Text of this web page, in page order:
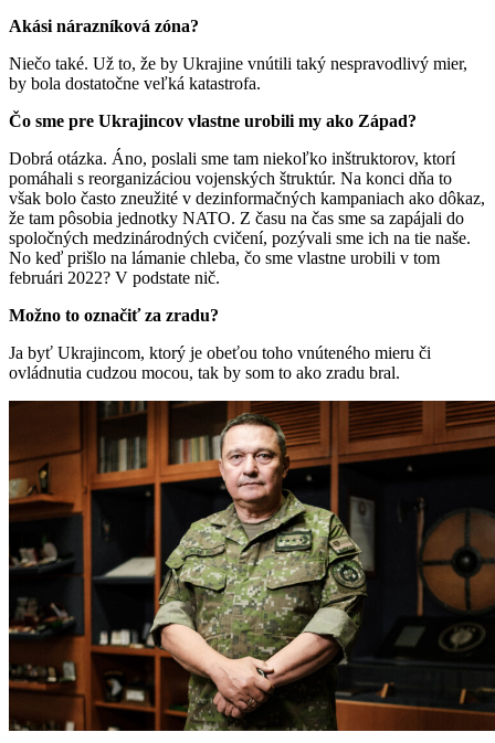
Akási nárazníková zóna?
Niečo také. Už to, že by Ukrajine vnútili taký nespravodlivý mier,
by bola dostatočne veľká katastrofa.
Čo sme pre Ukrajincov vlastne urobili my ako Západ?
Dobrá otázka. Áno, poslali sme tam niekoľko inštruktorov, ktorí
pomáhali s reorganizáciou vojenských štruktúr. Na konci dňa to
však bolo často zneužité v dezinformačných kampaniach ako dôkaz,
že tam pôsobia jednotky NATO. Z času na čas sme sa zapájali do
spoločných medzinárodných cvičení, pozývali sme ich na tie naše.
No keď prišlo na lámanie chleba, čo sme vlastne urobili v tom
februári 2022? V podstate nič.
Možno to označiť za zradu?
Ja byť Ukrajincom, ktorý je obeťou toho vnúteného mieru či
ovládnutia cudzou mocou, tak by som to ako zradu bral.